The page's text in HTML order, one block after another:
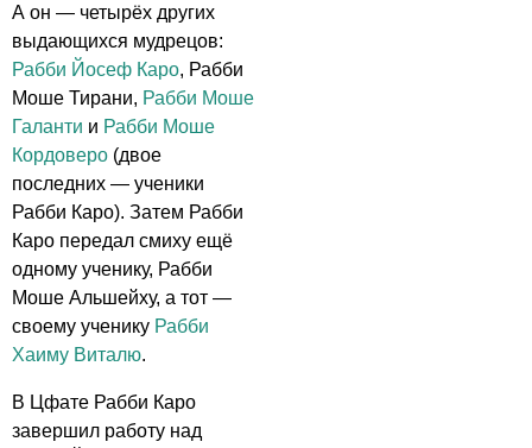
А он — четырёх других
выдающихся мудрецов:
Рабби Йосеф Каро, Рабби
Моше Тирани, Рабби Моше
Галанти и Рабби Моше
Кордоверо (двое
последних — ученики
Рабби Каро). Затем Рабби
Каро передал смиху ещё
одному ученику, Рабби
Моше Альшейху, а тот —
своему ученику Рабби
Хаиму Виталю.
В Цфате Рабби Каро
завершил работу над